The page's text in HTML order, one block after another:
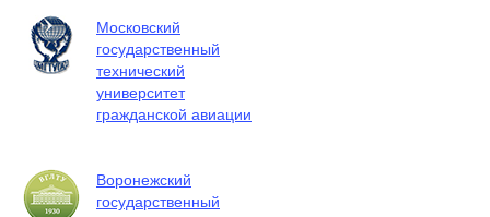
Московский
государственный
технический
университет
гражданской авиации
Воронежский
государственный